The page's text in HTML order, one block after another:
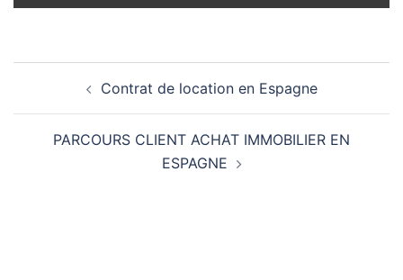
Contrat de location en Espagne
PARCOURS CLIENT ACHAT IMMOBILIER EN
ESPAGNE